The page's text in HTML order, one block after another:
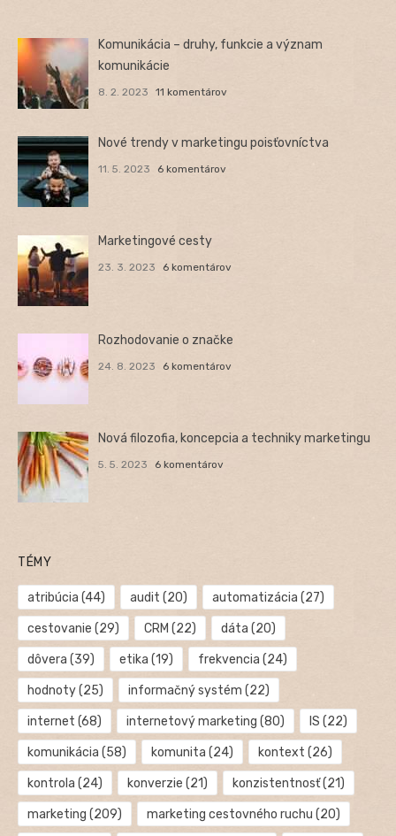
Komunikácia – druhy, funkcie a význam
komunikácie
8. 2. 2023 11 komentárov
Nové trendy v marketingu poisťovníctva
11. 5. 2023 6 komentárov
Marketingové cesty
23. 3. 2023 6 komentárov
Rozhodovanie o značke
24. 8. 2023 6 komentárov
Nová filozofia, koncepcia a techniky marketingu
5. 5. 2023 6 komentárov
TÉMY
atribúcia (44) audit (20) automatizácia (27)
cestovanie (29) CRM (22) dáta (20)
dôvera (39) etika (19) frekvencia (24)
hodnoty(25) informačný systém (22)
internet (68) internetový marketing (80) IS (22)
komunikácia (58) komunita (24) kontext (26)
kontrola (24) konverzie (21) konzistentnosť(21)
marketing (209) marketing cestovného ruchu (20)